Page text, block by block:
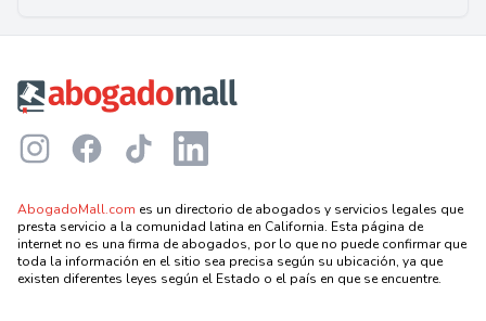
InstagramFacebookTikTok LinkedIn
AbogadoMall.com es un directorio de abogados y servicios legales que
presta servicio a la comunidad latina en California. Esta página de
internet no es una firma de abogados, por lo que no puede confirmar que
toda la información en el sitio sea precisa según su ubicación, ya que
existen diferentes leyes según el Estado o el país en que se encuentre.